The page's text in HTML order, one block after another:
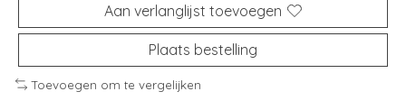
Aan verlanglijst toevoegen
Plaats bestelling
Toevoegen om te vergelijken